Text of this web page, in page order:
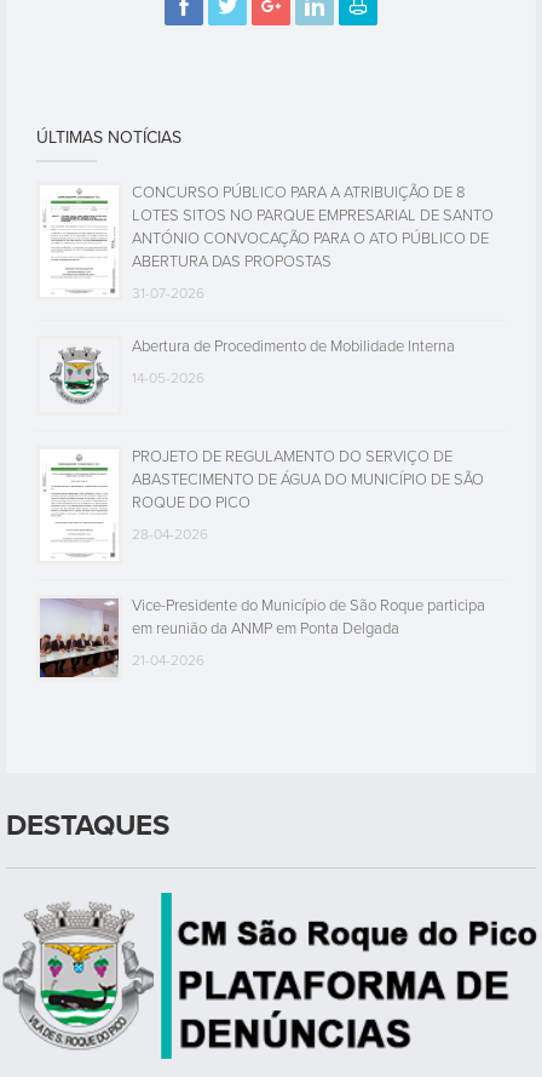
ÚLTIMAS NOTÍCIAS
CONCURSO PÚBLICO PARA A ATRIBUIÇÃO DE 8
LOTES SITOS NO PARQUE EMPRESARIAL DE SANTO
ANTÓNIO CONVOCAÇÃO PARA O ATO PÚBLICO DE
ABERTURA DAS PROPOSTAS
31-07-2026
Abertura de Procedimento de Mobilidade Interna
14-05-2026
PROJETO DE REGULAMENTO DO SERVIÇO DE
ABASTECIMENTO DE ÁGUA DO MUNICÍPIO DE SÃO
ROQUE DO PICO
28-04-2026
Vice-Presidente do Município de São Roque participa
em reunião da ANMP em Ponta Delgada
21-04-2026
DESTAQUES